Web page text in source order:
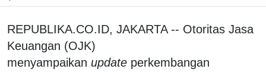
REPUBLIKA.CO.ID, JAKARTA -- Otoritas Jasa
Keuangan (OJK)
menyampaikan update perkembangan